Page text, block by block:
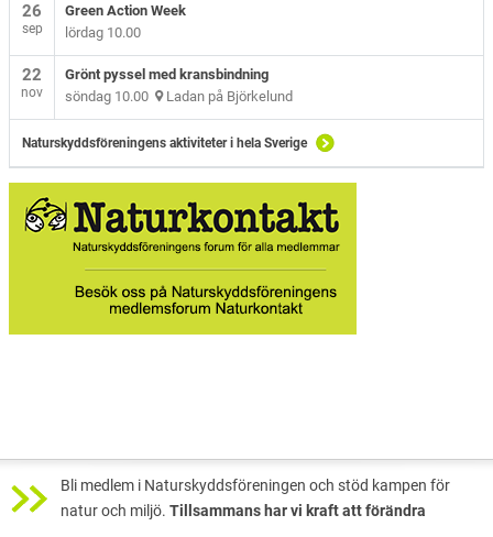
26
sep
Green Action Week
lördag 10.00
22
nov
Grönt pyssel med kransbindning
söndag 10.00 Ladan på Björkelund
Naturskyddsföreningens aktiviteter i hela Sverige
Bli medlem i Naturskyddsföreningen och stöd kampen för
natur och miljö. Tillsammans har vi kraft att förändra